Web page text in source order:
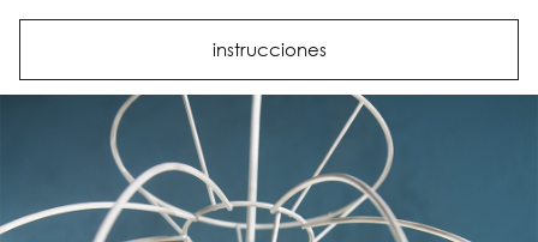
instrucciones